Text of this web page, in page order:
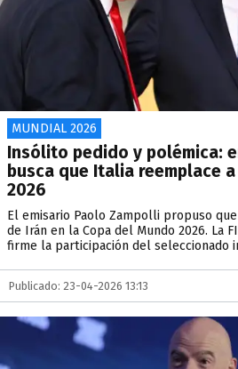
MUNDIAL 2026
Insólito pedido y polémica:
busca que Italia reemplace
2026
El emisario Paolo Zampolli propuso
de Irán en la Copa del Mundo 2026. La
firme la participación del seleccionado
Publicado: 23-04-2026 13:13